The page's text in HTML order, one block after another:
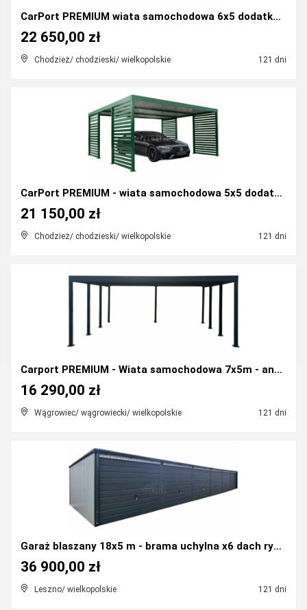
CarPort PREMIUM wiata samochodowa 6x5 dodatkowa z...
Chodzież/ chodzieski/ wielkopolskie 121 dni
22 650,00 zł
CarPort PREMIUM - wiata samochodowa 5x5 dodatkowa...
Chodzież/ chodzieski/ wielkopolskie 121 dni
21 150,00 zł
Carport PREMIUM - Wiata samochodowa 7x5m - antracy...
Wągrowiec/ wągrowiecki/ wielkopolskie 121 dni
16 290,00 zł
Garaż blaszany 18x5 m - brama uchylna x6 dach ryn...
Leszno/ wielkopolskie 121 dni
36 900,00 zł